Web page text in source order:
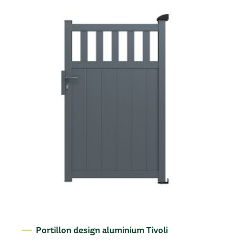
Portillon design aluminium Tivoli